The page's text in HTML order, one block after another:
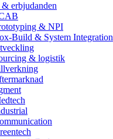
erbjudanden
& NPI
& System Integration
& logistik